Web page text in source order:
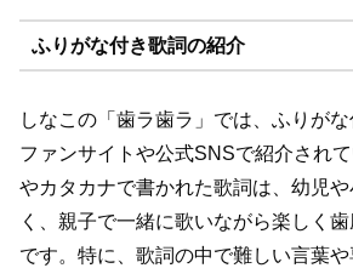
ふりがな付き歌詞の紹介
しなこの「歯ラ歯ラ」では、ふりが
ファンサイトや公式SNSで紹介され
やカタカナで書かれた歌詞は、幼児
く、親子で一緒に歌いながら楽しく
です。特に、歌詞の中で難しい言葉